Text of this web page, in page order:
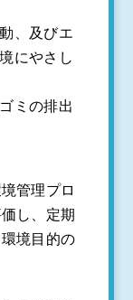
、及びエ
にやさし
ミの排出
管理プロ
し、定期
境目的の